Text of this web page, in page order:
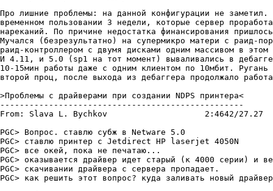
Про лишние проблемы: на данной конфигурации не заметил.
временном пользовании 3 недели, которые сервер
нареканий. По причине недостатка финансирования
Мучался (безрезультатно) на супермикро матери с раид-
раид-контроллером с двумя дисками одним массивом в этом
И 4.11, и 5.0 (sp1 на тот момент) вываливались в
10-15мин работы даже с одним клиентом по 10мбит. Ругань
второй проц, после выхода из дебаггера продолжало
>Пpоблемы с дpайвеpами пpи создании NDPS пpинтеpа<
--------------------------------------------------
From: Slava L. Bychkov			  2:4642/27.27	  Пят 26 Янв 01 12:55
PGC> Вопрос. ставлю субж в Netware 5.0
PGC> ставлю принтер с Jetdirect HP laserjet 4050N
PGC> все окей, пока не печатаю...
PGC> оказывается драйвер идет старый (к 4000 серии) и
PGC> скачивании драйвера с сервера пропадает.
PGC> как решить этот вопрос? куда заливать новый